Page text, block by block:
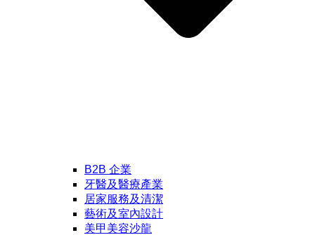
B2B 企業
牙醫及醫療產業
居家服務及清潔
藝術及室內設計
美甲美容沙龍